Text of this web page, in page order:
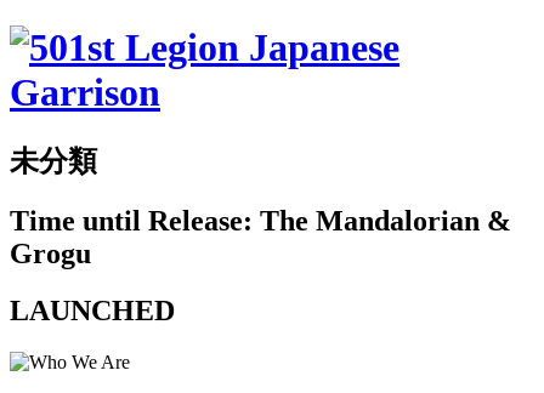
未分類
Time until Release: The Mandalorian &
Grogu
LAUNCHED